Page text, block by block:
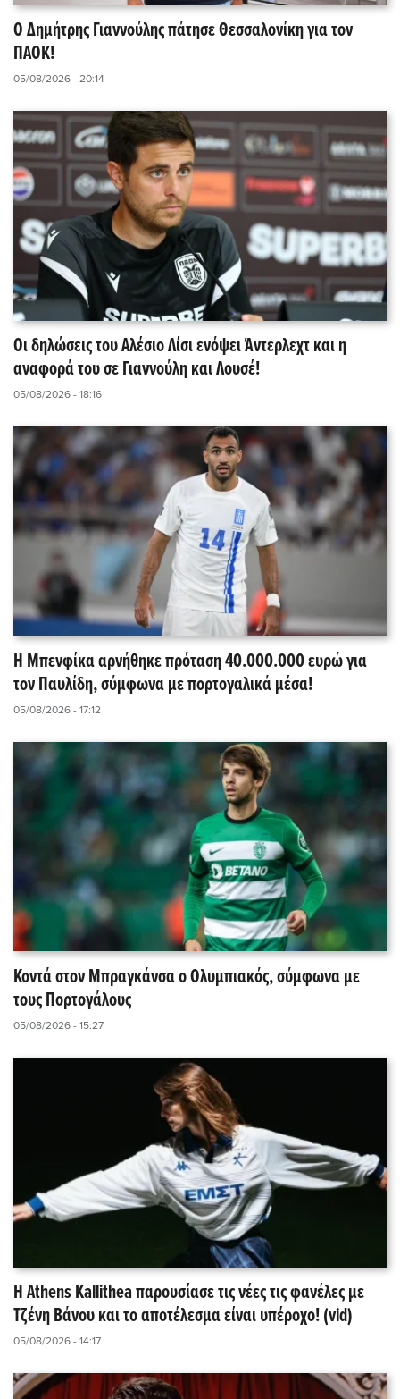
Ο Δημήτρης Γιαννούλης πάτησε Θεσσαλονίκη για τον
ΠΑΟΚ!
05/08/2026 - 20:14
Οι δηλώσεις του Αλέσιο Λίσι ενόψει Άντερλεχτ και η
αναφορά του σε Γιαννούλη και Λουσέ!
05/08/2026 - 18:16
Η Μπενφίκα αρνήθηκε πρόταση 40.000.000 ευρώ για
τον Παυλίδη, σύμφωνα με πορτογαλικά μέσα!
05/08/2026 - 17:12
Κοντά στον Μπραγκάνσα ο Ολυμπιακός, σύμφωνα με
τους Πορτογάλους
05/08/2026 - 15:27
Η Athens Kallithea παρουσίασε τις νέες τις φανέλες με
Τζένη Βάνου και το αποτέλεσμα είναι υπέροχο! (vid)
05/08/2026 - 14:17